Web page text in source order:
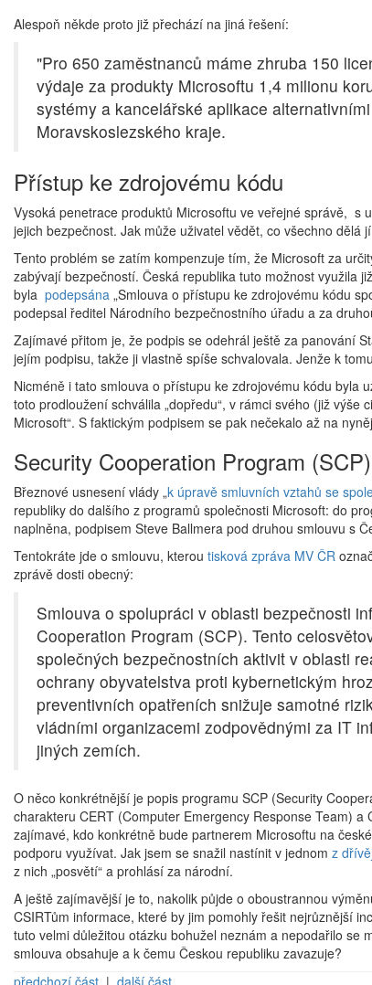
Alespoň někde proto již přechází na jiná řešení:
"Pro 650 zaměstnanců máme zhruba 150
výdaje za produkty Microsoftu 1,4 milionu
systémy a kancelářské aplikace
Moravskoslezského kraje.
Přístup ke zdrojovému kódu
Vysoká penetrace produktů Microsoftu ve veřejné správě, s
jejich bezpečnost. Jak může uživatel vědět, co všechno dělá
Tento problém se zatím kompenzuje tím, že Microsoft za
zabývají bezpečností. Česká republika tuto možnost využila
byla podepsána „Smlouva o přístupu ke zdrojovému kódu
podepsal ředitel Národního bezpečnostního úřadu a za
Zajímavé přitom je, že podpis se odehrál ještě za panování
jejím podpisu, takže ji vlastně spíše schvalovala. Jenže k
Nicméně i tato smlouva o přístupu ke zdrojovému kódu byla
toto prodloužení schválila „dopředu“, v rámci svého (již výše
Microsoft“. S faktickým podpisem se pak nečekalo až na
Security Cooperation Program (SCP)
Březnové usnesení vlády „k úpravě smluvních vztahů se
republiky do dalšího z programů společnosti Microsoft: do
naplněna, podpisem Steve Ballmera pod druhou smlouvu s
Tentokráte jde o smlouvu, kterou tisková zpráva MV ČR
zprávě dosti obecný:
Smlouva o spolupráci v oblasti bezpečnosti
Cooperation Program (SCP). Tento
společných bezpečnostních aktivit v oblasti
ochrany obyvatelstva proti kybernetickým
preventivních opatřeních snižuje samotné
vládními organizacemi zodpovědnými za IT
jiných zemích.
O něco konkrétnější je popis programu SCP (Security
charakteru CERT (Computer Emergency Response Team)
zajímavé, kdo konkrétně bude partnerem Microsoftu na
podporu využívat. Jak jsem se snažil nastínit v jednom z
z nich „posvětí“ a prohlásí za národní.
A ještě zajímavější je to, nakolik půjde o oboustrannou
CSIRTům informace, které by jim pomohly řešit nejrůznější
tuto velmi důležitou otázku bohužel neznám a nepodařilo
smlouva obsahuje a k čemu Českou republiku zavazuje?
předchozí část | další část